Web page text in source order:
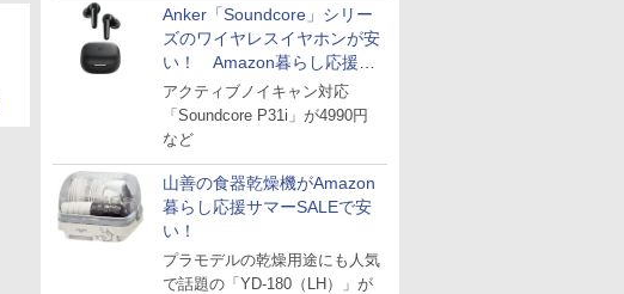
Anker「Soundcore」シリー
ズのワイヤレスイヤホンが安
い！ Amazon暮らし応援サ
マーSALE
アクティブノイキャン対応
「Soundcore P31i」が4990円
など
山善の食器乾燥機がAmazon
暮らし応援サマーSALEで安
い！
プラモデルの乾燥用途にも人気
で話題の「YD-180（LH）」が